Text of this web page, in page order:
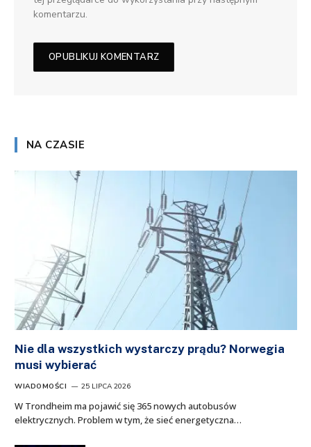
komentarzu.
NA CZASIE
Nie dla wszystkich wystarczy prądu? Norwegia
musi wybierać
WIADOMOŚCI 25 LIPCA 2026
W Trondheim ma pojawić się 365 nowych autobusów
elektrycznych. Problem w tym, że sieć energetyczna…